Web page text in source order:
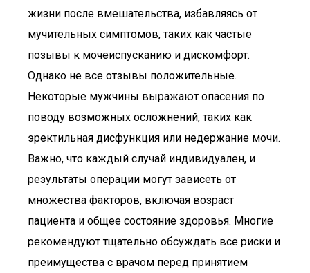
жизни после вмешательства, избавляясь от
мучительных симптомов, таких как частые
позывы к мочеиспусканию и дискомфорт.
Однако не все отзывы положительные.
Некоторые мужчины выражают опасения по
поводу возможных осложнений, таких как
эректильная дисфункция или недержание мочи.
Важно, что каждый случай индивидуален, и
результаты операции могут зависеть от
множества факторов, включая возраст
пациента и общее состояние здоровья. Многие
рекомендуют тщательно обсуждать все риски и
преимущества с врачом перед принятием